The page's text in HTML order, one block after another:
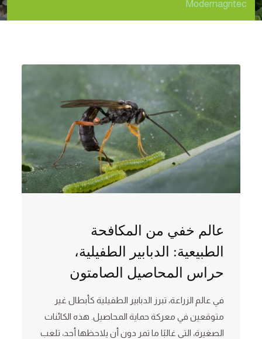
Modernagritec
عالم خفي من المكافحة
الطبيعية: الدبابير الطفيلية،
حراس المحاصيل الصامتون
في عالم الزراعة، تبرز الدبابير الطفيلية كأبطال غير
متوقعين في معركة حماية المحاصيل. هذه الكائنات
الصغيرة، التي غالبًا ما تمر دون أن يلاحظها أحد، تلعب